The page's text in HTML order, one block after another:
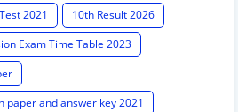
2021
10th Result 2026
Exam Time Table 2023
paper and answer key 2021